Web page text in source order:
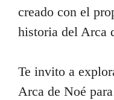
creado con el
historia del Arca
Te invito a
Arca de Noé